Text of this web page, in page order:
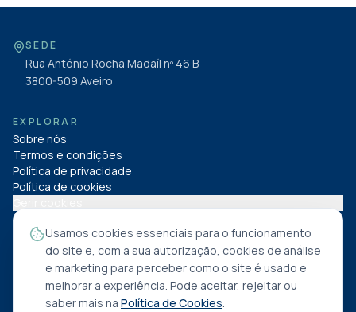
SEDE
Rua António Rocha Madaíl nº 46 B
3800-509 Aveiro
EXPLORAR
Sobre nós
Termos e condições
Política de privacidade
Política de cookies
SIGA-NOS NAS REDES
Usamos cookies essenciais para o funcionamento
do site e, com a sua autorização, cookies de análise
e marketing para perceber como o site é usado e
melhorar a experiência. Pode aceitar, rejeitar ou
saber mais na Política de Cookies.